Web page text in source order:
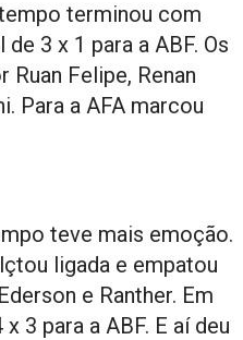
terminou com
3 x 1 para a ABF. Os
Felipe, Renan
Para a AFA marcou
teve mais emoção.
ligada e empatou
e Ranther. Em
3 para a ABF. E aí deu